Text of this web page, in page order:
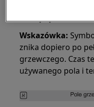
i
Wskazówka:
znika dopiero po
grzewczego. Czas
używanego pola i